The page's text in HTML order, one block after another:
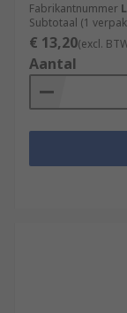
Fabrikantnummer
Subtotaal (1
€ 13,20(excl.
Aantal